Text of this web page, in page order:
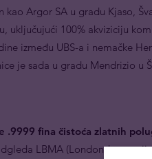
kao Argor SA u gradu Kjaso,
uključujući 100% akviziciju
između UBS-a i nemačke
je sada u gradu Mendrizio u
.9999 fina čistoća zlatnih
LBMA (Londonska